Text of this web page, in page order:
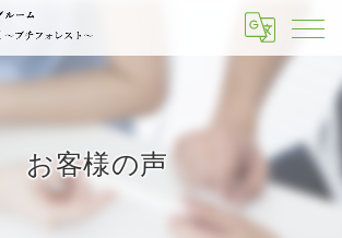
お客様の声